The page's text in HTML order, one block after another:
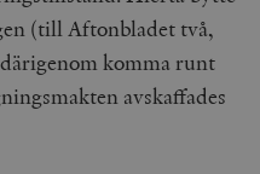
(till Aftonbladet två,
komma runt
avskaffades